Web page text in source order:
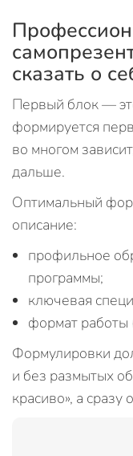
сказать о
Первый блок —
формируется
во многом
дальше.
Оптимальный
описание:
профильное
программы;
ключевая
формат работы
Формулировки
и без размытых
красиво», а